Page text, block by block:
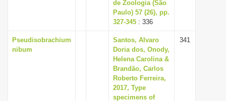
de Zoologia (São
Paulo) 57 (26), pp.
327-345 : 336
Pseudisobrachium
nibum
Santos, Alvaro
Doria dos, Onody,
Helena Carolina &
Brandão, Carlos
Roberto Ferreira,
2017, Type
specimens of
341